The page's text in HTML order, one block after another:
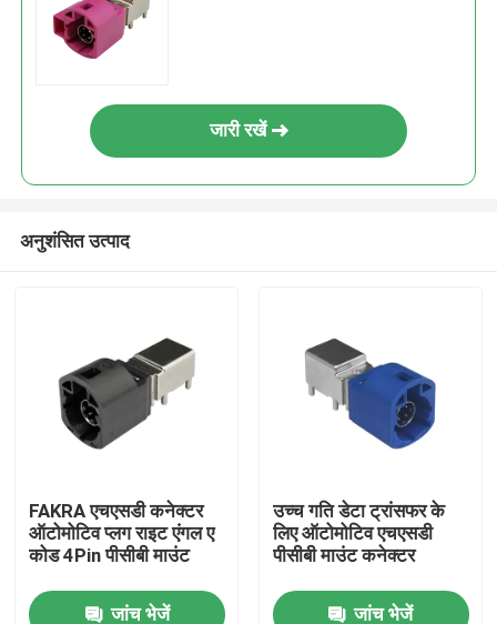
जारी रखें
अनुशंसित उत्पाद
FAKRA एचएसडी कनेक्टर
ऑटोमोटिव प्लग राइट एंगल ए
कोड 4Pin पीसीबी माउंट
जांच भेजें
उच्च गति डेटा ट्रांसफर के
लिए ऑटोमोटिव एचएसडी
पीसीबी माउंट कनेक्टर
जांच भेजें